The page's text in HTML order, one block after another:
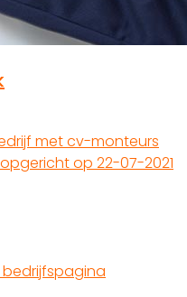
met cv-monteurs
op 22-07-2021
bedrijfspagina